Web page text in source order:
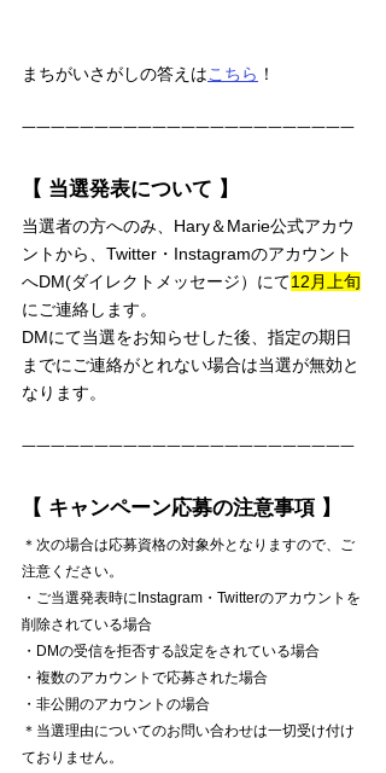
まちがいさがしの答えはこちら ！
一一一一一一一一一一一一一一一一一一一一一一一
【 当選発表について 】
当選者の方へのみ、Hary＆Marie公式アカウ
ントから、Twitter・Instagramのアカウント
へDM(ダイレクトメッセージ）にて12月上旬
にご連絡します。
DMにて当選をお知らせした後、指定の期日
までにご連絡がとれない場合は当選が無効と
なります。
一一一一一一一一一一一一一一一一一一一一一一一
【 キャンペーン応募の注意事項 】
＊次の場合は応募資格の対象外となりますので、ご
注意ください。
・ご当選発表時にInstagram・Twitterのアカウントを
削除されている場合
・DMの受信を拒否する設定をされている場合
・複数のアカウントで応募された場合
・非公開のアカウントの場合​
＊当選理由についてのお問い合わせは一切受け付け
ておりません。